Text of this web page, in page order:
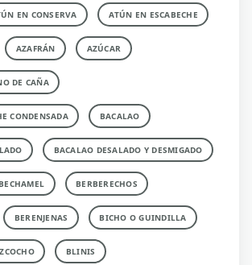
EN CONSERVA ATÚN EN ESCABECHE
AZAFRÁN AZÚCAR
DE CAÑA
CONDENSADA BACALAO
BACALAO DESALADO Y DESMIGADO
BECHAMEL BERBERECHOS
BERENJENAS BICHO O GUINDILLA
BLINIS